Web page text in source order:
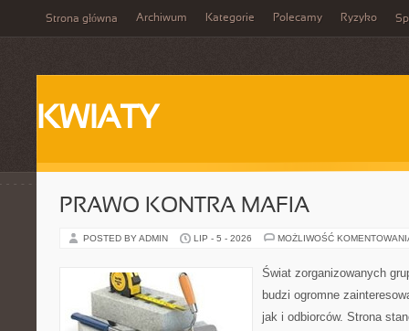
Strona główna Archiwum Kategorie Polecamy Ryzyko
KWIATY
PRAWO KONTRA MAFIA
POSTED BY ADMIN LIP - 5 - 2026 MOŻLIWOŚĆ
Świat zorganizowanych
budzi ogromne
jak i odbiorców. Strona